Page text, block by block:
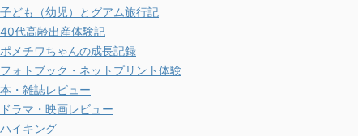
子ども（幼児）とグアム旅行記
40代高齢出産体験記
ポメチワちゃんの成長記録
フォトブック・ネットプリント体験
本・雑誌レビュー
ドラマ・映画レビュー
ハイキング